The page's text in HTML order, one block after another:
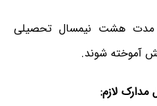
مدت هشت نیمسال تحصیلی
آموخته شوند.
لازم: